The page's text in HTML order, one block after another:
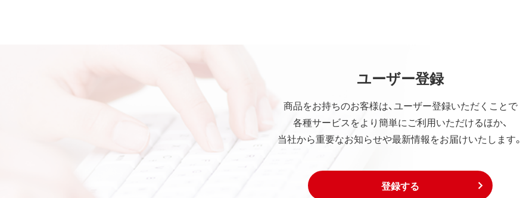
ユーザー登録
商品をお持ちのお客様は、ユーザー登録いただくことで
各種サービスをより簡単にご利用いただけるほか、
当社から重要なお知らせや最新情報をお届けいたします。
登録する